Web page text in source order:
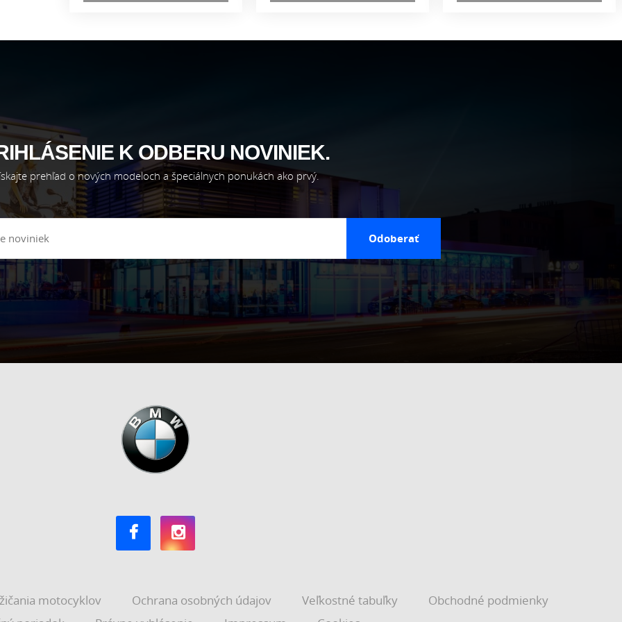
K ODBERU NOVINIEK.
prehľad o nových modeloch a špeciálnych ponukách ako prvý.
Odoberať
motocyklov Ochrana osobných údajov Veľkostné tabuľky
Obchodné podmienky